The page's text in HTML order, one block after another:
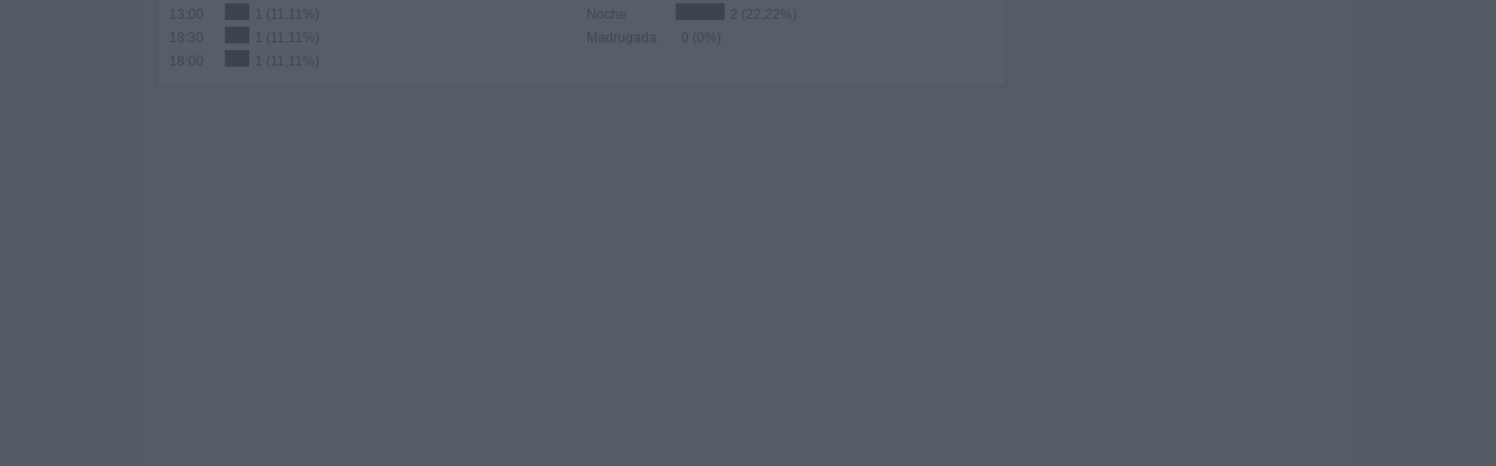
13:00
1 (11,11%)
18:30
1 (11,11%)
18:00
1 (11,11%)
Noche
2 (22,22%)
Madrugada
0 (0%)